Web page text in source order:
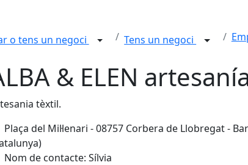
o tens un negoci Tens un negoci
& ELEN
tèxtil.
Plaça del Mil·lenari - 08757 Corbera de Llobregat -
Nom de contacte: Sílvia